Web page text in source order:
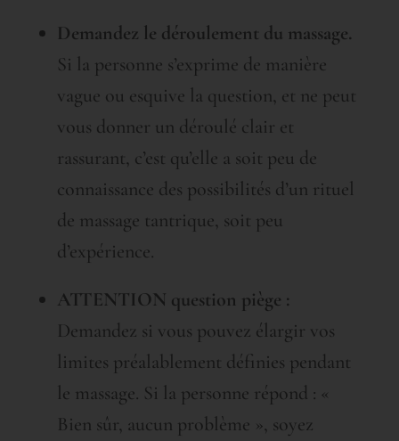
Demandez le déroulement du massage.
Si la personne s’exprime de manière
vague ou esquive la question, et ne peut
vous donner un déroulé clair et
rassurant, c’est qu’elle a soit peu de
connaissance des possibilités d’un rituel
de massage tantrique, soit peu
d’expérience.
ATTENTION question piège :
Demandez si vous pouvez élargir vos
limites préalablement définies pendant
le massage. Si la personne répond : «
Bien sûr, aucun problème », soyez